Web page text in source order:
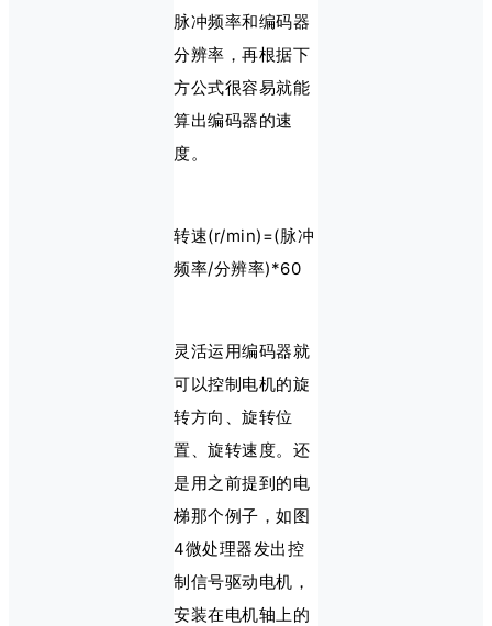
脉冲频率和编码器
分辨率，再根据下
方公式很容易就能
算出编码器的速
度。
转速(r/min)=(脉冲
频率/分辨率)*60
灵活运用编码器就
可以控制电机的旋
转方向、旋转位
置、旋转速度。还
是用之前提到的电
梯那个例子，如图
4微处理器发出控
制信号驱动电机，
安装在电机轴上的